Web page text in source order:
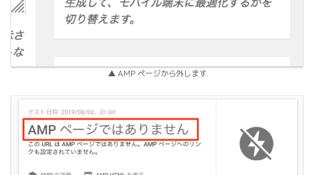
▲ AMP ページから外します